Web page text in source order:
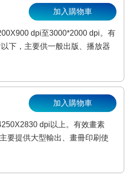
dpi至3000*2000 dpi。有
下，主要供一般出版、播放器
加入購物車
dpi以上。有效畫素
要提供大型輸出、畫冊印刷使
加入購物車